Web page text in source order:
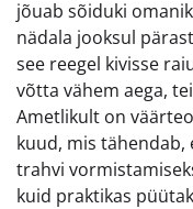
jõuab sõiduki
nädala jooksul
see reegel kivisse
võtta vähem aega,
Ametlikult on
kuud, mis
trahvi
kuid praktikas